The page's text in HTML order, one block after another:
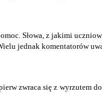
. Słowa, z jakimi
jednak komentatorów
zwraca się z wyrzutem